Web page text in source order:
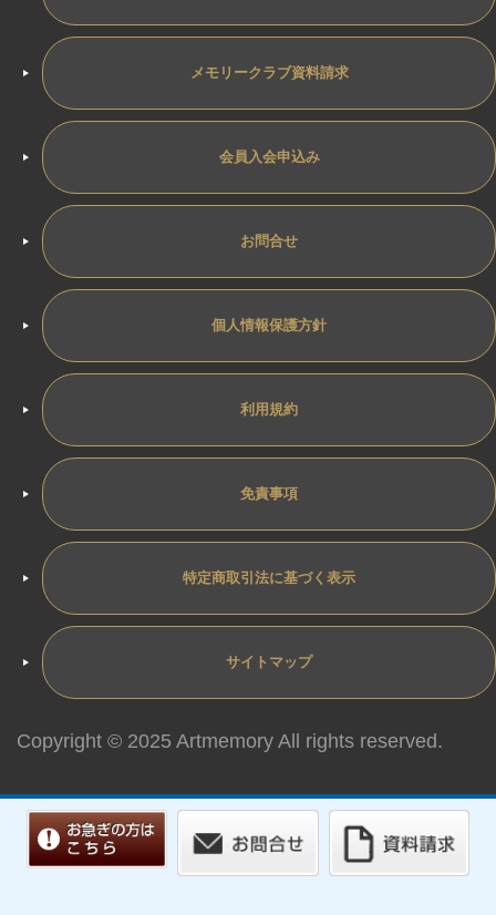
メモリークラブ資料請求
会員入会申込み
お問合せ
個人情報保護方針
利用規約
免責事項
特定商取引法に基づく表示
サイトマップ
Copyright © 2025 Artmemory All rights reserved.